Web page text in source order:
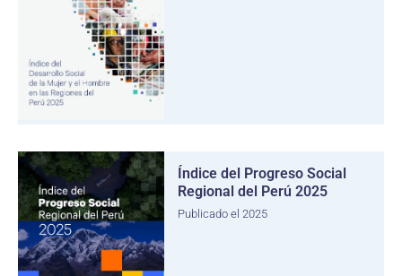
Índice del Progreso Social
Regional del Perú 2025
Publicado el 2025